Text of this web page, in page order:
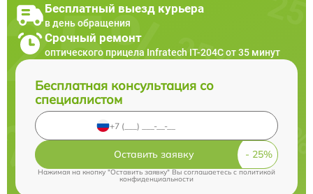
Бесплатный выезд курьера
в день обращения
Срочный ремонт
оптического прицела Infratech IT-204C от 35 минут
Бесплатная консультация со
специалистом
Оставить заявку
Нажимая на кнопку "Оставить заявку" Вы соглашаетесь cполитикой
конфиденциальности